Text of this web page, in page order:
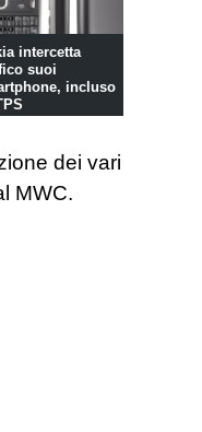
intercetta
suoi
incluso
dei vari
MWC.